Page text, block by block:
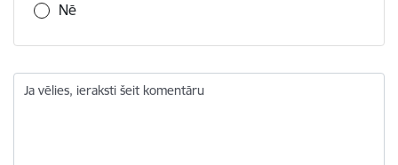
Nē
Ja vēlies, ieraksti šeit komentāru